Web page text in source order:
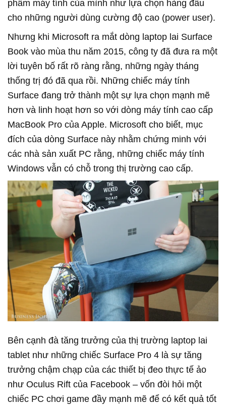
phẩm máy tính của mình như lựa chọn hàng đầu
cho những người dùng cường độ cao (power user).
Nhưng khi Microsoft ra mắt dòng laptop lai Surface
Book vào mùa thu năm 2015, công ty đã đưa ra một
lời tuyên bố rất rõ ràng rằng, những ngày tháng
thống trị đó đã qua rồi. Những chiếc máy tính
Surface đang trở thành một sự lựa chọn mạnh mẽ
hơn và linh hoạt hơn so với dòng máy tính cao cấp
MacBook Pro của Apple. Microsoft cho biết, mục
đích của dòng Surface này nhằm chứng minh với
các nhà sản xuất PC rằng, những chiếc máy tính
Windows vẫn có chỗ trong thị trường cao cấp.
Bên cạnh đà tăng trưởng của thị trường laptop lai
tablet như những chiếc Surface Pro 4 là sự tăng
trưởng chậm chạp của các thiết bị đeo thực tế ảo
như Oculus Rift của Facebook – vốn đòi hỏi một
chiếc PC chơi game đầy mạnh mẽ để có kết quả tốt